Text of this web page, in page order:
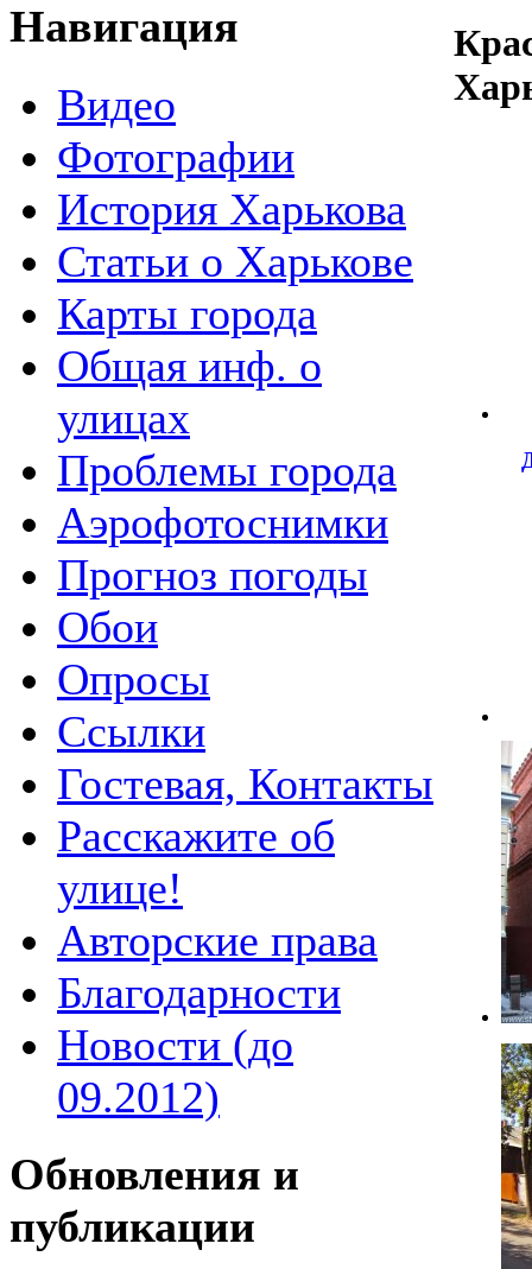
Навигация
Видео
Фотографии
История Харькова
Статьи о Харькове
Карты города
Общая инф. о
улицах
Проблемы города
Аэрофотоснимки
Прогноз погоды
Обои
Опросы
Ссылки
Гостевая, Контакты
Расскажите об
улице!
Авторские права
Благодарности
Новости (до
09.2012)
Обновления и
публикации